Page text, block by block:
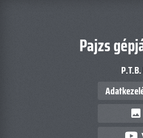
Pajzs
image